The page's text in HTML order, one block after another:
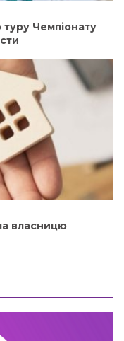
Чемпіонату
власницю